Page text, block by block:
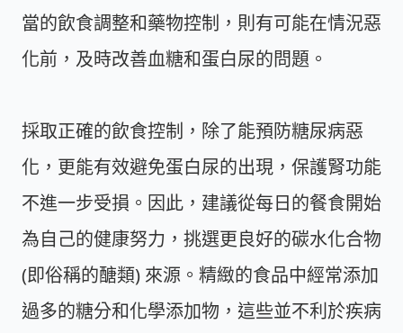
當的飲食調整和藥物控制，則有可能在情況惡
化前，及時改善血糖和蛋白尿的問題。
採取正確的飲食控制，除了能預防糖尿病惡
化，更能有效避免蛋白尿的出現，保護腎功能
不進一步受損。因此，建議從每日的餐食開始
為自己的健康努力，挑選更良好的碳水化合物
(即俗稱的醣類) 來源。精緻的食品中經常添加
過多的糖分和化學添加物，這些並不利於疾病